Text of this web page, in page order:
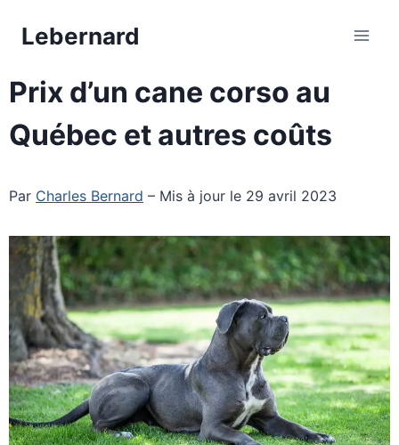
Lebernard
Prix d’un cane corso au
Québec et autres coûts
Par Charles Bernard – Mis à jour le 29 avril 2023